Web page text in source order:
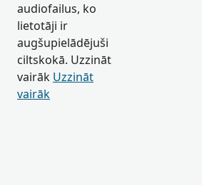
audiofailus, ko
lietotāji ir
augšupielādējuši
ciltskokā. Uzzināt
vairāk Uzzināt
vairāk